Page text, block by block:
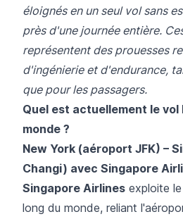
éloignés en un seul vol sans
près d'une journée entière.
représentent des prouesses
d'ingénierie et d'endurance,
que pour les passagers.
Quel est actuellement le vol
monde ?
New York (aéroport JFK) –
Changi) avec Singapore
Singapore Airlines exploite
long du monde, reliant